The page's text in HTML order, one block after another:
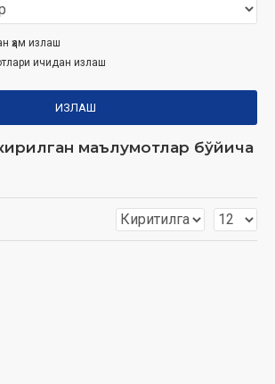
ҳам излаш
ичидан излаш
ИЗЛАШ
маълумотлар бўйича